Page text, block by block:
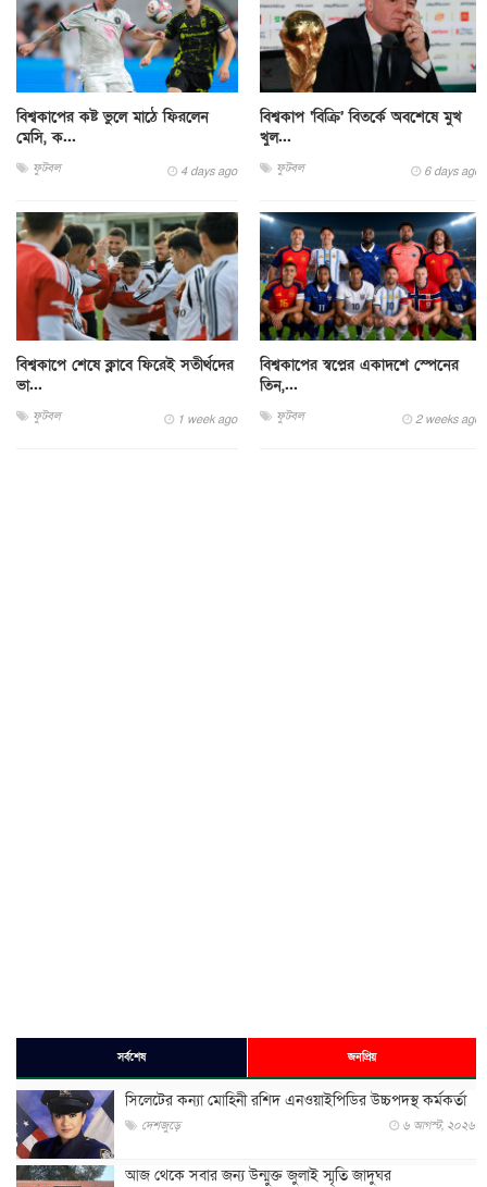
বিশ্বকাপের কষ্ট ভুলে মাঠে ফিরলেন
মেসি, ক...
ফুটবল 4 days ago
বিশ্বকাপ ‘বিক্রি’ বিতর্কে অবশেষে মুখ
খুল...
ফুটবল 6 days ago
বিশ্বকাপে শেষে ক্লাবে ফিরেই সতীর্থদের
ভা...
ফুটবল 1 week ago
বিশ্বকাপের স্বপ্নের একাদশে স্পেনের
তিন,...
ফুটবল 2 weeks ago
সর্বশেষ জনপ্রিয়
সিলেটের কন্যা মোহিনী রশিদ এনওয়াইপিডির উচ্চপদস্থ কর্মকর্তা
দেশজুড়ে ৬ আগস্ট, ২০২৬
আজ থেকে সবার জন্য উন্মুক্ত জুলাই স্মৃতি জাদুঘর